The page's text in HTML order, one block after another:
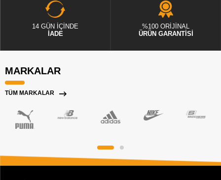
14 GÜN İÇİNDE
İADE
%100 ORİJİNAL
ÜRÜN GARANTİSİ
MARKALAR
TÜM MARKALAR